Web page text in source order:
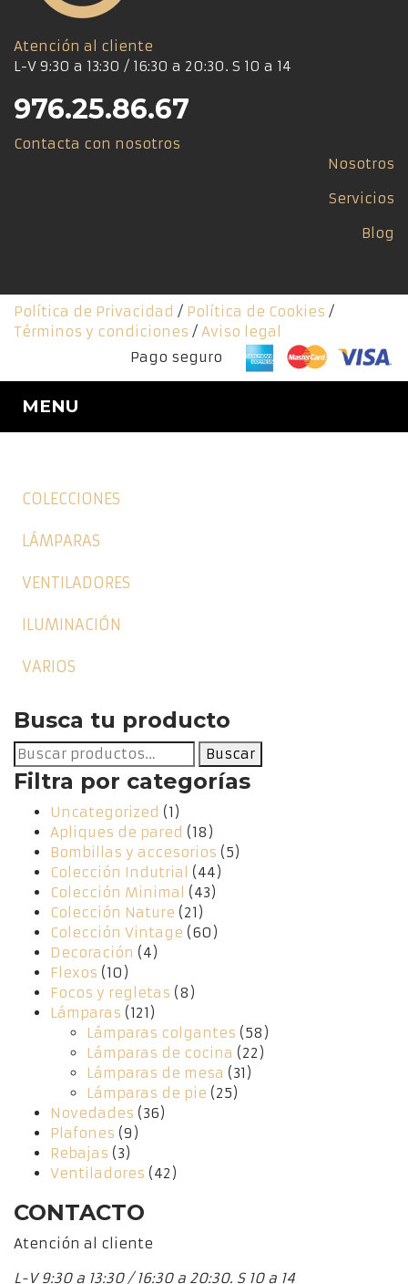
Atención al cliente
L-V 9:30 a 13:30 / 16:30 a 20:30. S 10 a 14
976.25.86.67
Contacta con nosotros
Nosotros
Servicios
Blog
Política de Privacidad / Política de Cookies /
Términos y condiciones / Aviso legal
Pago seguro
MENU
COLECCIONES
LÁMPARAS
VENTILADORES
ILUMINACIÓN
VARIOS
Busca tu producto
Buscar
por:
Buscar
Filtra por categorías
Uncategorized (1)
Apliques de pared (18)
Bombillas y accesorios (5)
Colección Indutrial
(44)
Colección Minimal
(43)
Colección Nature (21)
Colección Vintage (60)
Decoración (4)
Flexos (10)
Focos y regletas (8)
Lámparas (121)
Lámparas colgantes (58)
Lámparas de cocina (22)
Lámparas de mesa (31)
Lámparas de pie (25)
Novedades (36)
Plafones (9)
Rebajas (3)
Ventiladores (42)
CONTACTO
Atención al cliente
L-V 9:30 a 13:30 / 16:30 a 20:30. S 10 a 14